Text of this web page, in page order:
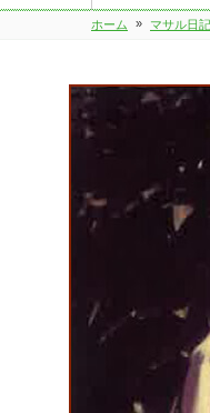
ホーム » マサル日記